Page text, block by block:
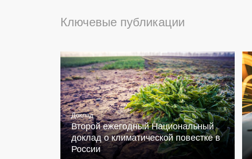
Ключевые публикации
Доклад
Второй ежегодный Национальный
доклад о климатической повестке в
России